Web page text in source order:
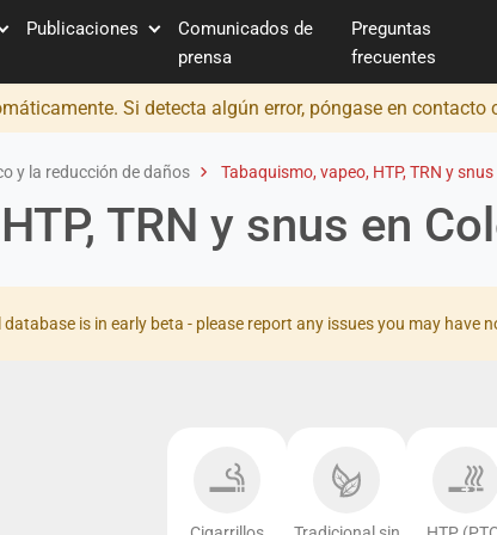
Publicaciones
Comunicados de
prensa
Preguntas
frecuentes
Si detecta algún error, póngase en
y la reducción de daños Tabaquismo, vapeo, HTP, TRN y
TRN y snus en
is in early beta - please report any issues you may have